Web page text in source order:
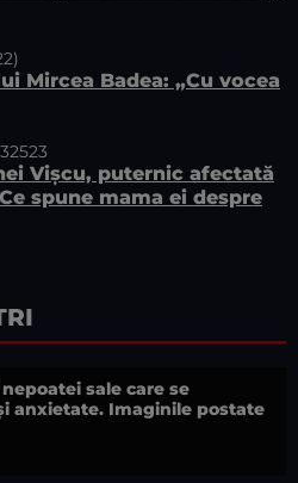
Mircea Badea: „Cu vocea
Vișcu, puternic afectată
spune mama ei despre
sale care se
anxietate. Imaginile postate